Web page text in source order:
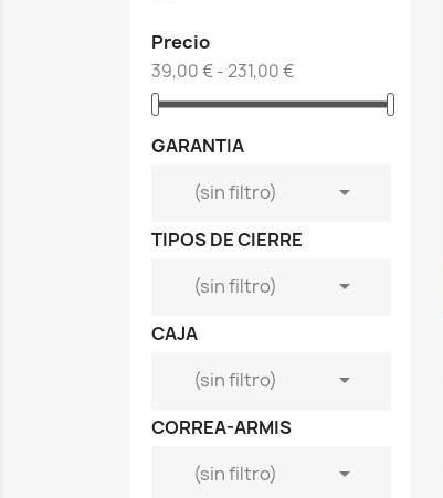
Precio
39,00 € - 231,00 €
GARANTIA
(sin filtro)

TIPOS DE CIERRE
(sin filtro)

CAJA
(sin filtro)

CORREA-ARMIS
(sin filtro)
